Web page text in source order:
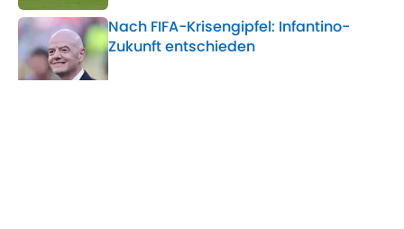
Nach FIFA-Krisengipfel: Infantino-
Zukunft entschieden
Published by on Invalid Date